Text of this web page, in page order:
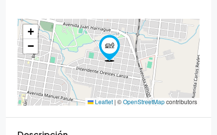
+
−
Leaflet | ©OpenStreetMapcontributors